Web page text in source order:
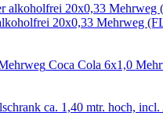
20x0,33 Mehrweg
Coca Cola 6x1,0